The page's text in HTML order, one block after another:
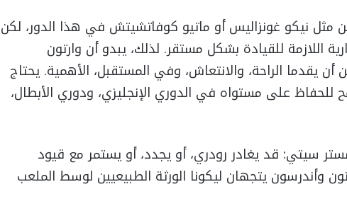
مثل نيكو غونزاليس أو ماتيو كوفاتشيتش في هذا الدور، لكن
اللازمة للقيادة بشكل مستقر. لذلك، يبدو أن وارتون
يقدما الراحة، والانتعاش، وفي المستقبل، الأهمية. يحتاج
للحفاظ على مستواه في الدوري الإنجليزي، ودوري الأبطال،
سيتي: قد يغادر رودري، أو يجدد، أو يستمر مع قيود
وأندرسون يتجهان ليكونا الورثة الطبيعيين لوسط الملعب